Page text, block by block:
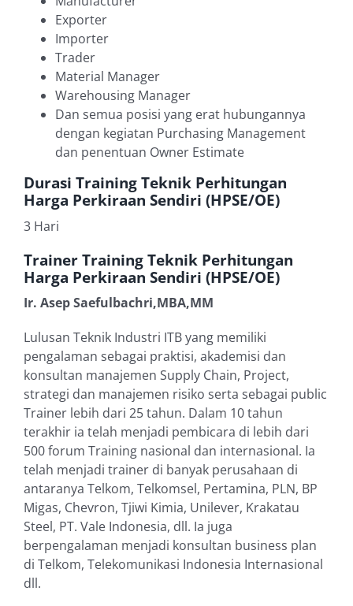
Exporter
Importer
Trader
Material Manager
Warehousing Manager
Dan semua posisi yang erat hubungannya
dengan kegiatan Purchasing Management
dan penentuan Owner Estimate
Durasi Training Teknik Perhitungan
Harga Perkiraan Sendiri (HPSE/OE)
3 Hari
Trainer Training Teknik Perhitungan
Harga Perkiraan Sendiri (HPSE/OE)
Ir. Asep Saefulbachri,MBA,MM
Lulusan Teknik Industri ITB yang memiliki
pengalaman sebagai praktisi, akademisi dan
konsultan manajemen Supply Chain, Project,
strategi dan manajemen risiko serta sebagai public
Trainer lebih dari 25 tahun. Dalam 10 tahun
terakhir ia telah menjadi pembicara di lebih dari
500 forum Training nasional dan internasional. Ia
telah menjadi trainer di banyak perusahaan di
antaranya Telkom, Telkomsel, Pertamina, PLN, BP
Migas, Chevron, Tjiwi Kimia, Unilever, Krakatau
Steel, PT. Vale Indonesia, dll. Ia juga
berpengalaman menjadi konsultan business plan
di Telkom, Telekomunikasi Indonesia Internasional
dll.